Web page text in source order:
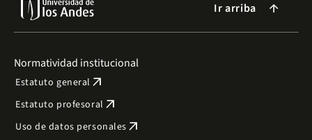
Ir arriba arrow_forward
Normatividad institucional
Estatuto general arrow_outward
Estatuto profesoral arrow_outward
Uso de datos personales arrow_outward